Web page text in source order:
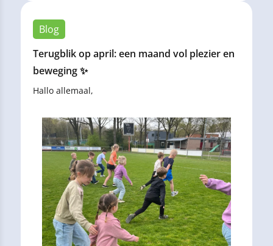
Blog
Terugblik op april: een maand vol plezier en
beweging ✨
Hallo allemaal,